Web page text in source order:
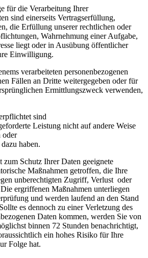
für die Verarbeitung Ihrer
sind einerseits Vertragserfüllung,
die Erfüllung unserer rechtlichen oder
Wahrnehmung einer Aufgabe,
liegt oder in Ausübung öffentlicher
Einwilligung.
verarbeiteten personenbezogenen
Fällen an Dritte weitergegeben oder für
Ermittlungszweck verwenden,
sind
Leistung nicht auf andere Weise
oder
haben.
zum Schutz Ihrer Daten geeignete
Maßnahmen getroffen, die Ihre
unberechtigten Zugriff, Verlust oder
ergriffenen Maßnahmen unterliegen
und werden laufend an den Stand
es dennoch zu einer Verletzung des
Daten kommen, werden Sie von
binnen 72 Stunden benachrichtigt,
ein hohes Risiko für Ihre
Folge hat.